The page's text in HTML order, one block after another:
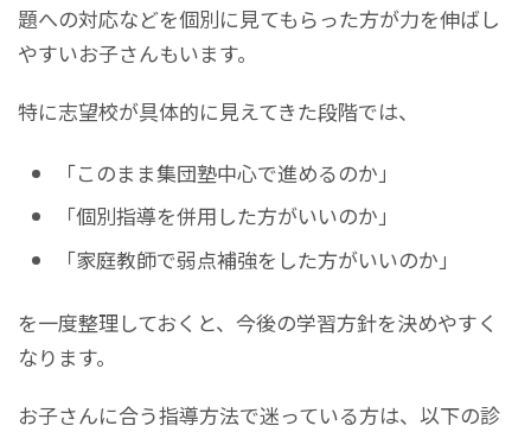
題への対応などを個別に見てもらった方が力を伸ばし
やすいお子さんもいます。
特に志望校が具体的に見えてきた段階では、
「このまま集団塾中心で進めるのか」
「個別指導を併用した方がいいのか」
「家庭教師で弱点補強をした方がいいのか」
を一度整理しておくと、今後の学習方針を決めやすく
なります。
お子さんに合う指導方法で迷っている方は、以下の診